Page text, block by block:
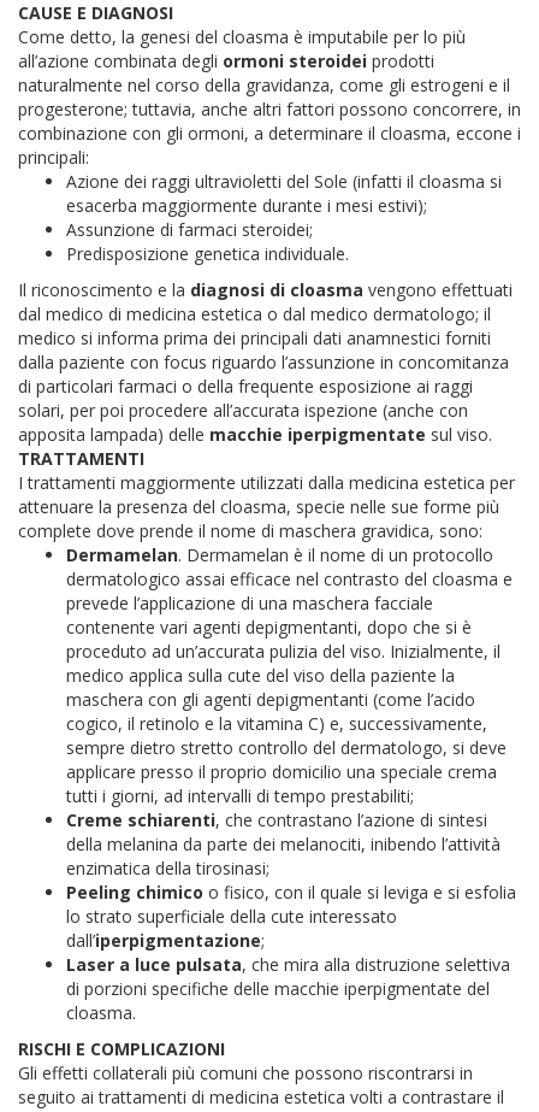
CAUSE E DIAGNOSI
Come detto, la genesi del cloasma è imputabile per lo più
all’azione combinata degli ormoni steroidei prodotti
naturalmente nel corso della gravidanza, come gli estrogeni e il
progesterone; tuttavia, anche altri fattori possono concorrere, in
combinazione con gli ormoni, a determinare il cloasma, eccone i
principali:
Azione dei raggi ultravioletti del Sole (infatti il cloasma si
esacerba maggiormente durante i mesi estivi);
Assunzione di farmaci steroidei;
Predisposizione genetica individuale.
Il riconoscimento e la diagnosi di cloasma vengono effettuati
dal medico di medicina estetica o dal medico dermatologo; il
medico si informa prima dei principali dati anamnestici forniti
dalla paziente con focus riguardo l’assunzione in concomitanza
di particolari farmaci o della frequente esposizione ai raggi
solari, per poi procedere all’accurata ispezione (anche con
apposita lampada) delle macchie iperpigmentate sul viso.
TRATTAMENTI
I trattamenti maggiormente utilizzati dalla medicina estetica per
attenuare la presenza del cloasma, specie nelle sue forme più
complete dove prende il nome di maschera gravidica, sono:
Dermamelan. Dermamelan è il nome di un protocollo
dermatologico assai efficace nel contrasto del cloasma e
prevede l’applicazione di una maschera facciale
contenente vari agenti depigmentanti, dopo che si è
proceduto ad un’accurata pulizia del viso. Inizialmente, il
medico applica sulla cute del viso della paziente la
maschera con gli agenti depigmentanti (come l’acido
cogico, il retinolo e la vitamina C) e, successivamente,
sempre dietro stretto controllo del dermatologo, si deve
applicare presso il proprio domicilio una speciale crema
tutti i giorni, ad intervalli di tempo prestabiliti;
Creme schiarenti, che contrastano l’azione di sintesi
della melanina da parte dei melanociti, inibendo l’attività
enzimatica della tirosinasi;
Peeling chimico o fisico, con il quale si leviga e si esfolia
lo strato superficiale della cute interessato
dall’iperpigmentazione;
Laser a luce pulsata, che mira alla distruzione selettiva
di porzioni specifiche delle macchie iperpigmentate del
cloasma.
RISCHI E COMPLICAZIONI
Gli effetti collaterali più comuni che possono riscontrarsi in
seguito ai trattamenti di medicina estetica volti a contrastare il